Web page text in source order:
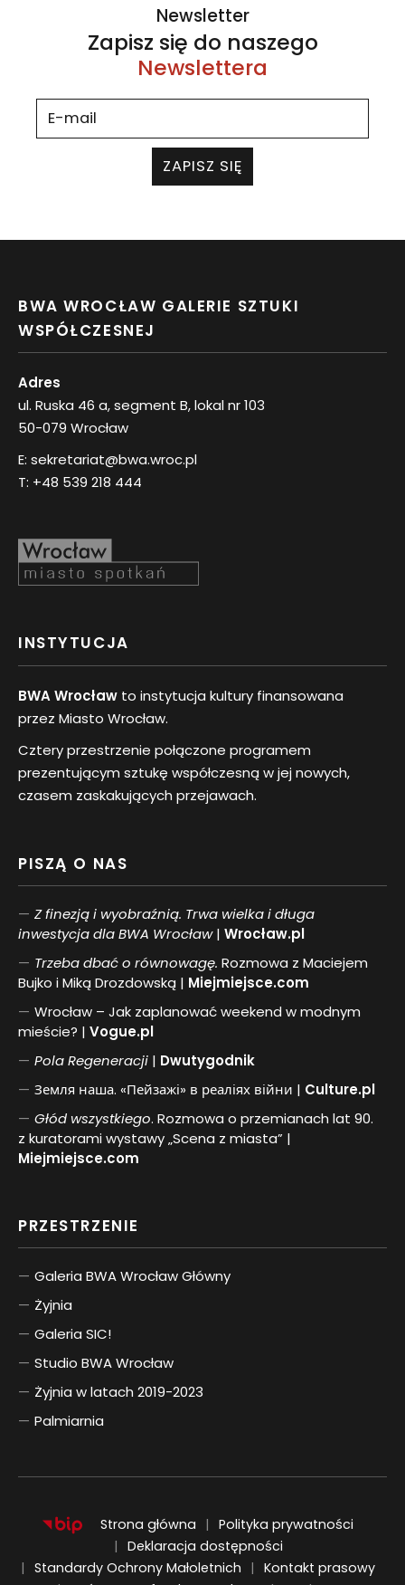
Newsletter
Zapisz się do naszego
Newslettera
ZAPISZ SIĘ
BWA WROCŁAW GALERIE SZTUKI
WSPÓŁCZESNEJ
Adres
ul. Ruska 46 a, segment B, lokal nr 103
50-079 Wrocław
E: sekretariat@bwa.wroc.pl
T: +48 539 218 444
INSTYTUCJA
BWA Wrocław to instytucja kultury finansowana
przez Miasto Wrocław.
Cztery przestrzenie połączone programem
prezentującym sztukę współczesną w jej nowych,
czasem zaskakujących przejawach.
PISZĄ O NAS
Z finezją i wyobraźnią. Trwa wielka i długa
inwestycja dla BWA Wrocław| Wrocław.pl
Trzeba dbać o równowagę. Rozmowa z Maciejem
Bujko i Miką Drozdowską | Miejmiejsce.com
Wrocław – Jak zaplanować weekend w modnym
mieście? | Vogue.pl
PolaRegeneracji | Dwutygodnik
Земля наша. «Пейзажі» в реаліях війни | Culture.pl
Głód wszystkiego. Rozmowa o przemianach lat 90.
z kuratorami wystawy „Scena z miasta” |
Miejmiejsce.com
PRZESTRZENIE
Galeria BWA Wrocław Główny
Żyjnia
Galeria SIC!
Studio BWA Wrocław
Żyjnia w latach 2019-2023
Palmiarnia
Strona główna
Polityka prywatności
Deklaracja dostępności
Standardy Ochrony Małoletnich
Kontakt prasowy
ENGLISHUKRAIŃSKI